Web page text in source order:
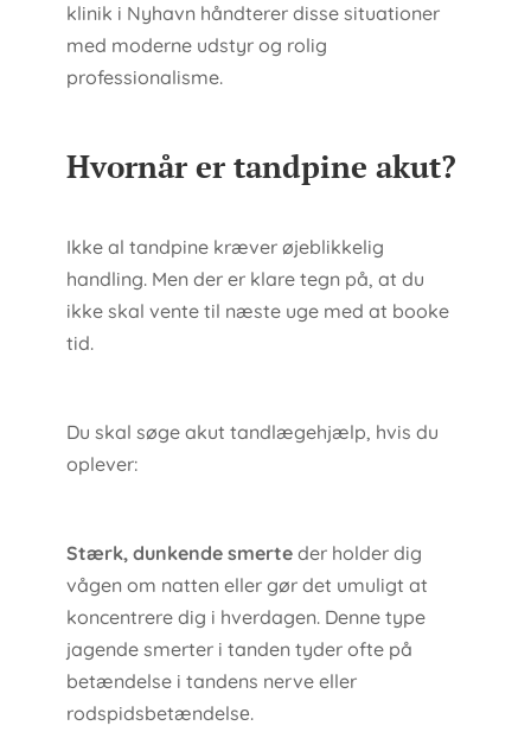
klinik i Nyhavn håndterer disse situationer
med moderne udstyr og rolig
professionalisme.
Hvornår er tandpine akut?
Ikke al tandpine kræver øjeblikkelig
handling. Men der er klare tegn på, at du
ikke skal vente til næste uge med at booke
tid.
Du skal søge akut tandlægehjælp, hvis du
oplever:
Stærk, dunkende smerteder holder dig
vågen om natten eller gør det umuligt at
koncentrere dig i hverdagen. Denne type
jagende smerter i tanden tyder ofte på
betændelse i tandens nerve eller
rodspidsbetændelsе.